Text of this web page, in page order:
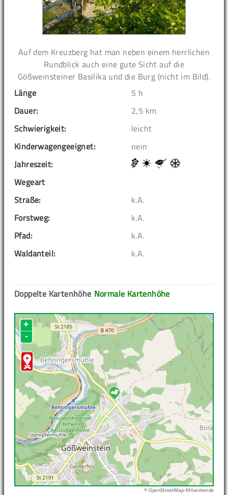
Auf dem Kreuzberg hat man neben einem herrlichen
Rundblick auch eine gute Sicht auf die
Gößweinsteiner Basilika und die Burg (nicht im Bild).
Länge
5 h
Dauer:
2,5 km
Schwierigkeit:
leicht
Kinderwagengeeignet:
nein
Jahreszeit:
Wegeart
Straße:
k.A.
Forstweg:
k.A.
Pfad:
k.A.
Waldanteil:
k.A.
Normale Kartenhöhe
Doppelte Kartenhöhe
+
-
© OpenStreetMap-Mitwirkende